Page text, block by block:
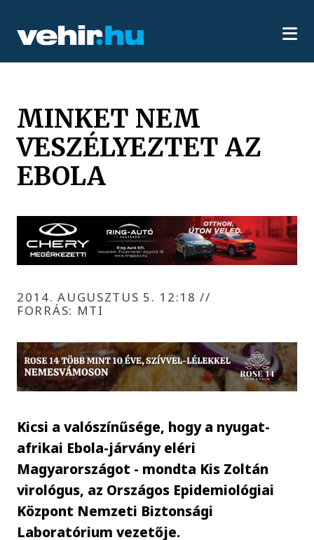
MINKET NEM
VESZÉLYEZTET AZ
EBOLA
2014. AUGUSZTUS 5. 12:18//
FORRÁS: MTI
Kicsi a valószínűsége, hogy a nyugat-
afrikai Ebola-járvány eléri
Magyarországot - mondta Kis Zoltán
virológus, az Országos Epidemiológiai
Központ Nemzeti Biztonsági
Laboratórium vezetője.